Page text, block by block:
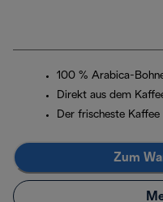
100 % Arabica-
Direkt aus dem
Der frischeste Kaffee
Zum